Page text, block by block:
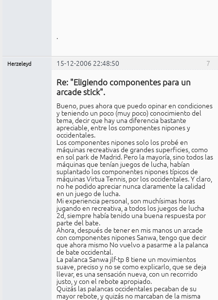
.
7
Herzeleyd 15-12-2006 22:48:50
Re: "Eligiendo componentes para un
arcade stick".
Bueno, pues ahora que puedo opinar en condiciones
y teniendo un poco (muy poco) conocimiento del
tema, decir que hay una diferencia bastante
apreciable, entre los componentes nipones y
occidentales.
Los componentes nipones solo los probé en
máquinas recreativas de grandes superficies, como
en sol park de Madrid. Pero la mayoría, sino todos las
máquinas que tenían juegos de lucha, habían
suplantado los componentes nipones típicos de
máquinas Virtua Tennis, por los occidentales. Y claro,
no he podido apreciar nunca claramente la calidad
en un juego de lucha.
Mi experiencia personal, son muchísimas horas
jugando en recreativa, a todos los juegos de lucha
2d, siempre había tenido una buena respuesta por
parte del bate.
Ahora, después de tener en mis manos un arcade
con componentes nipones Sanwa, tengo que decir
que ahora mismo No vuelvo a pasarme a la palanca
de bate occidental.
La palanca Sanwa jlf-tp 8 tiene un movimientos
suave, preciso y no se como explicarlo, que se deja
llevar, es una sensación nueva, con un recorrido
justo, y con el rebote apropiado.
Quizás las palancas occidentales pecaban de su
mayor rebote, y quizás no marcaban de la misma